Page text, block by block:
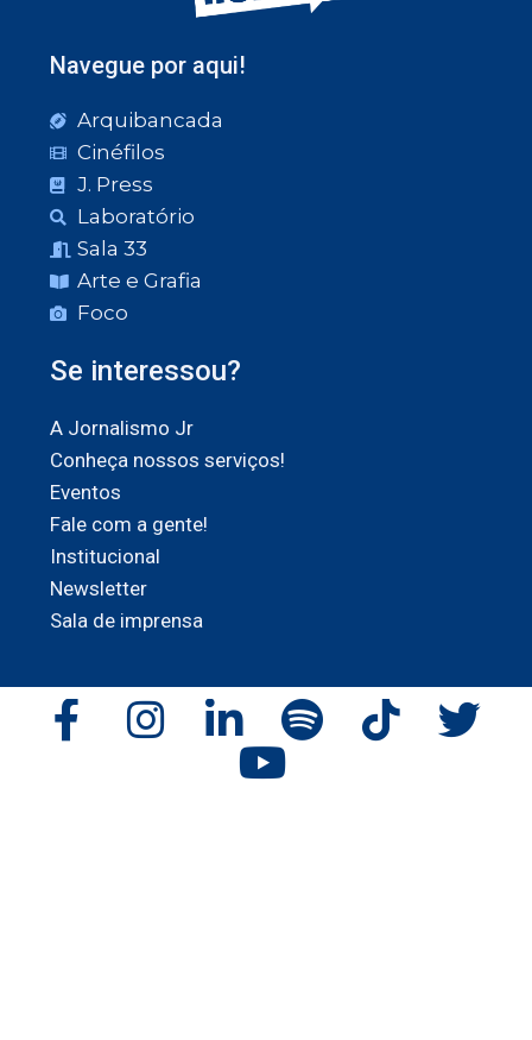
Navegue por aqui!
Arquibancada
Cinéfilos
J. Press
Laboratório
Sala 33
Arte e Grafia
Foco
Se interessou?
A Jornalismo Jr
Conheça nossos serviços!
Eventos
Fale com a gente!
Institucional
Newsletter
Sala de imprensa